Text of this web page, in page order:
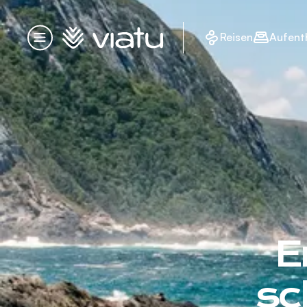
Menü
Startseite Reisen